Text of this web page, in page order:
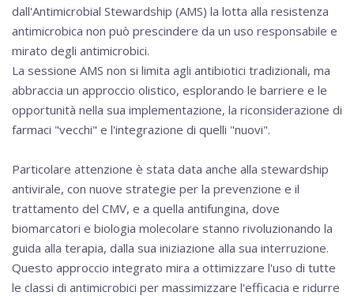
dall'Antimicrobial Stewardship (AMS) la lotta alla resistenza
antimicrobica non può prescindere da un uso responsabile e
mirato degli antimicrobici.
La sessione AMS non si limita agli antibiotici tradizionali, ma
abbraccia un approccio olistico, esplorando le barriere e le
opportunità nella sua implementazione, la riconsiderazione di
farmaci "vecchi" e l'integrazione di quelli "nuovi".
Particolare attenzione è stata data anche alla stewardship
antivirale, con nuove strategie per la prevenzione e il
trattamento del CMV, e a quella antifungina, dove
biomarcatori e biologia molecolare stanno rivoluzionando la
guida alla terapia, dalla sua iniziazione alla sua interruzione.
Questo approccio integrato mira a ottimizzare l'uso di tutte
le classi di antimicrobici per massimizzare l'efficacia e ridurre